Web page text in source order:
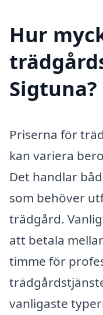
Hur
Sigtuna?
Priserna för
kan variera
Det handlar
som behöver
trädgård.
att betala
timme för
vanligaste